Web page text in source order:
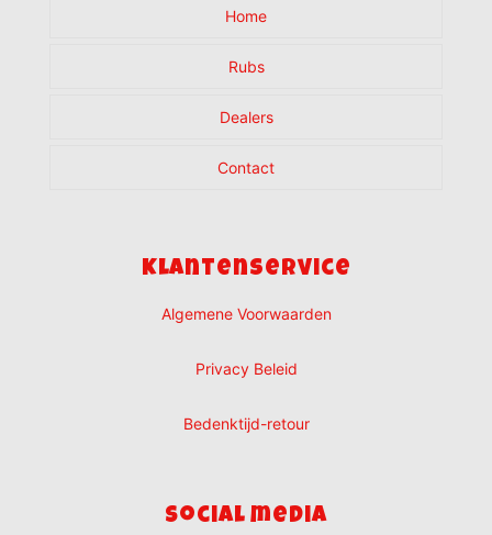
Home
Rubs
Dealers
Contact
Klantenservice
Algemene Voorwaarden
Privacy Beleid
Bedenktijd-retour
Social media